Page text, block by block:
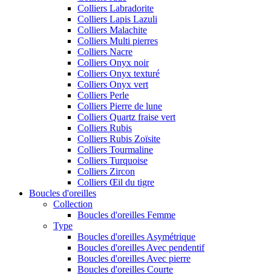
Colliers Labradorite
Colliers Lapis Lazuli
Colliers Malachite
Colliers Multi pierres
Colliers Nacre
Colliers Onyx noir
Colliers Onyx texturé
Colliers Onyx vert
Colliers Perle
Colliers Pierre de lune
Colliers Quartz fraise vert
Colliers Rubis
Colliers Rubis Zoïsite
Colliers Tourmaline
Colliers Turquoise
Colliers Zircon
Colliers Œil du tigre
Boucles d'oreilles
Collection
Boucles d'oreilles Femme
Type
Boucles d'oreilles Asymétrique
Boucles d'oreilles Avec pendentif
Boucles d'oreilles Avec pierre
Boucles d'oreilles Courte